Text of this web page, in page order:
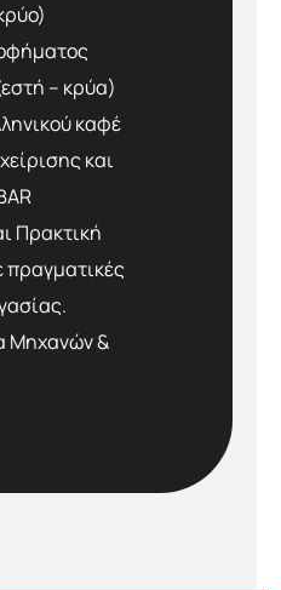
– κρύα)
καφέ
και
Πρακτική
Μηχανών &